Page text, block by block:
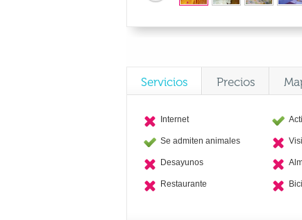
Servicios Precios
Internet
Se admiten animales
Desayunos
Restaurante